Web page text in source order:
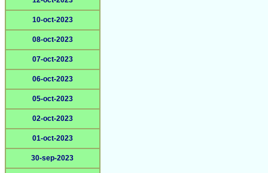
10-oct-2023
08-oct-2023
07-oct-2023
06-oct-2023
05-oct-2023
02-oct-2023
01-oct-2023
30-sep-2023